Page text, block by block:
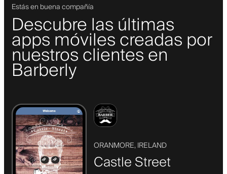
Estás en buena compañía
Descubre las últimas
apps móviles creadas por
nuestros clientes en
Barberly
ORANMORE, IRELAND
Castle Street